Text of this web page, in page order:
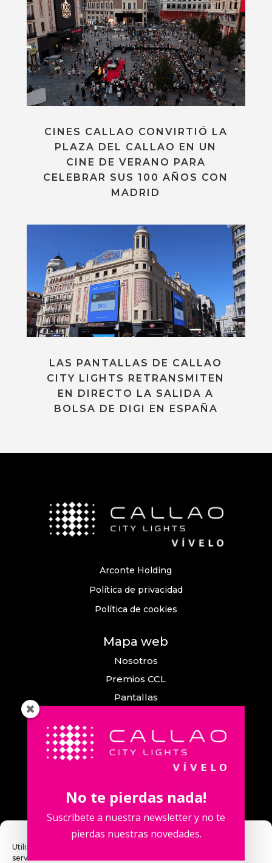
Utilizamos cookies para optimizar nuestro sitio web y nuestro
servicio.
CINES CALLAO CONVIRTIÓ LA
PLAZA DEL CALLAO EN UN
CINE DE VERANO PARA
CELEBRAR SUS 100 AÑOS CON
MADRID
LAS PANTALLAS DE CALLAO
CITY LIGHTS RETRANSMITEN
EN DIRECTO LA SALIDA A
BOLSA DE DIGI EN ESPAÑA
Arconte Holding
Política de privacidad
Política de cookies
Mapa web
Nosotros
Premios CCL
Pantallas
Comunicación
Callao City Arts
Contacta con nosotros
No te pierdas nada!
Suscríbete a nuestra newsletter y no te
pierdas nuestras novedades.